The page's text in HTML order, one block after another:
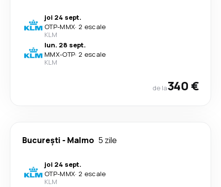
joi 24 sept.
OTP-MMX· 2 escale
KLM
lun. 28 sept.
MMX-OTP· 2 escale
KLM
de la340 €
București - Malmo 5 zile
joi 24 sept.
OTP-MMX· 2 escale
KLM